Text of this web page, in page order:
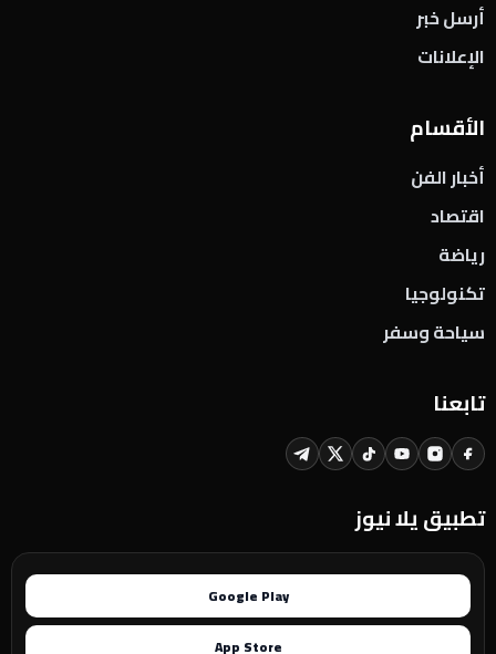
أرسل خبر
الإعلانات
الأقسام
أخبار الفن
اقتصاد
رياضة
تكنولوجيا
سياحة وسفر
تابعنا
تطبيق يلا نيوز
Google Play
App Store